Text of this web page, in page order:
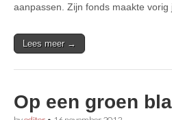
aanpassen. Zijn fonds maakte vorig
Lees meer →
Op een groen